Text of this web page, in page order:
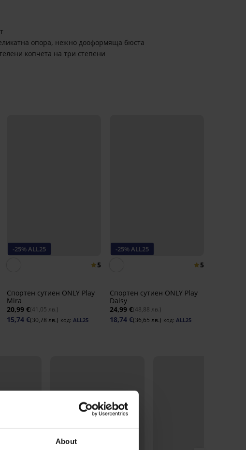
About
опора, нежно дооформяща бюста
копчета на три степени
-25% ALL25
5
Спортен сутиен ONLY Play
Mira
20,99 €(41,05 лв.)
15,74 €(30,78 лв.) код: ALL25
-25% ALL25
5
Спортен сутиен ONLY Play
Daisy
24,99 €(48,88 лв.)
18,74 €(36,65 лв.) код: ALL25